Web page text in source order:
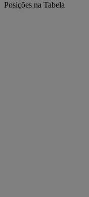
Posições na Tabela